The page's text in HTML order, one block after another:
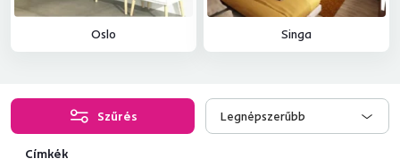
Oslo Singa
Szűrés Legnépszerűbb
Címkék